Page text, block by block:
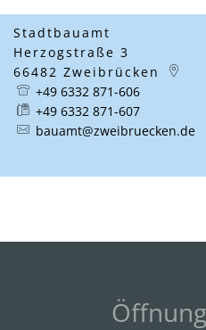
Stadtbauamt
Herzogstraße 3
66482 Zweibrücken
+49 6332 871-606
+49 6332 871-607
bauamt@zweibruecken.de